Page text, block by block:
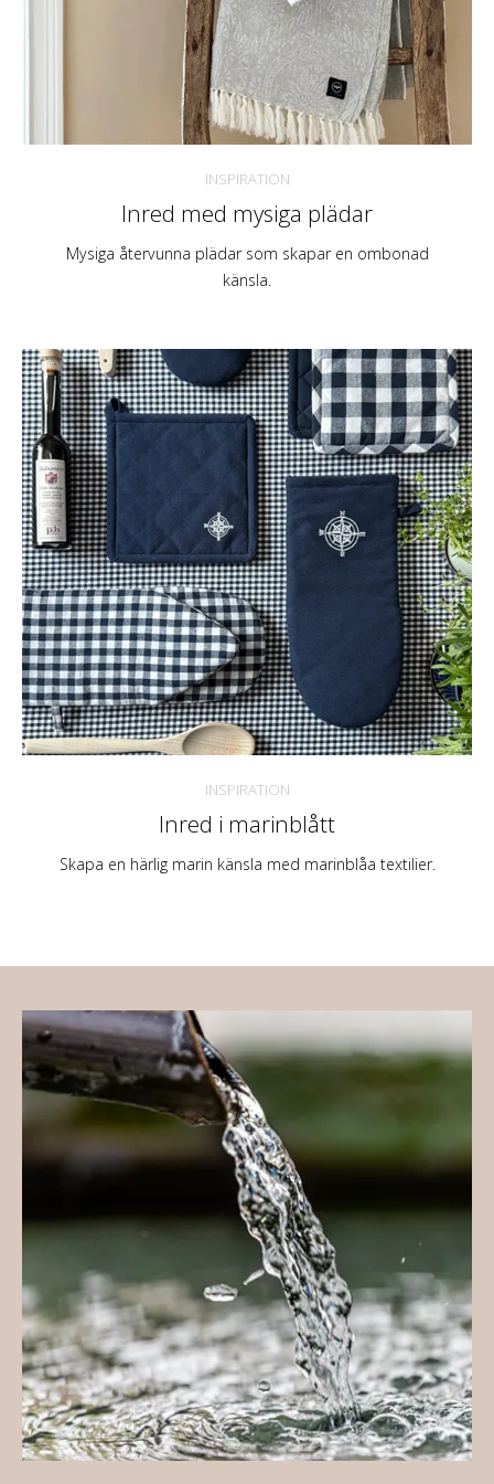
INSPIRATION
Inred med mysiga plädar
Mysiga återvunna plädar som skapar en ombonad
känsla.
INSPIRATION
Inred i marinblått
Skapa en härlig marin känsla med marinblåa textilier.